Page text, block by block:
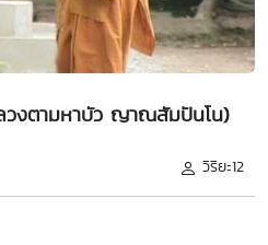
วงตามหาบัว ญาณสัมปันโน)
วิริยะ12